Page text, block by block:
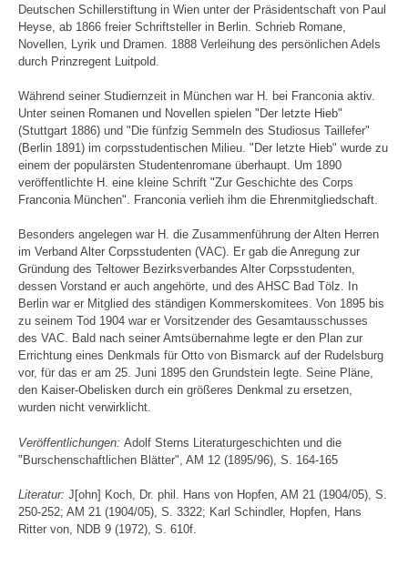
Deutschen Schillerstiftung in Wien unter der Präsidentschaft von Paul
Heyse, ab 1866 freier Schriftsteller in Berlin. Schrieb Romane,
Novellen, Lyrik und Dramen. 1888 Verleihung des persönlichen Adels
durch Prinzregent Luitpold.
Während seiner Studiernzeit in München war H. bei Franconia aktiv.
Unter seinen Romanen und Novellen spielen "Der letzte Hieb"
(Stuttgart 1886) und "Die fünfzig Semmeln des Studiosus Taillefer"
(Berlin 1891) im corpsstudentischen Milieu. "Der letzte Hieb" wurde zu
einem der populärsten Studentenromane überhaupt. Um 1890
veröffentlichte H. eine kleine Schrift "Zur Geschichte des Corps
Franconia München". Franconia verlieh ihm die Ehrenmitgliedschaft.
Besonders angelegen war H. die Zusammenführung der Alten Herren
im Verband Alter Corpsstudenten (VAC). Er gab die Anregung zur
Gründung des Teltower Bezirksverbandes Alter Corpsstudenten,
dessen Vorstand er auch angehörte, und des AHSC Bad Tölz. In
Berlin war er Mitglied des ständigen Kommerskomitees. Von 1895 bis
zu seinem Tod 1904 war er Vorsitzender des Gesamtausschusses
des VAC. Bald nach seiner Amtsübernahme legte er den Plan zur
Errichtung eines Denkmals für Otto von Bismarck auf der Rudelsburg
vor, für das er am 25. Juni 1895 den Grundstein legte. Seine Pläne,
den Kaiser-Obelisken durch ein größeres Denkmal zu ersetzen,
wurden nicht verwirklicht.
Veröffentlichungen: Adolf Sterns Literaturgeschichten und die
"Burschenschaftlichen Blätter", AM 12 (1895/96), S. 164-165
Literatur: J[ohn] Koch, Dr. phil. Hans von Hopfen, AM 21 (1904/05), S.
250-252; AM 21 (1904/05), S. 3322; Karl Schindler, Hopfen, Hans
Ritter von, NDB 9 (1972), S. 610f.